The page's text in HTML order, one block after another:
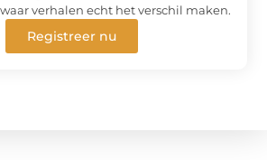
verhalen echt het verschil maken.
Registreer nu